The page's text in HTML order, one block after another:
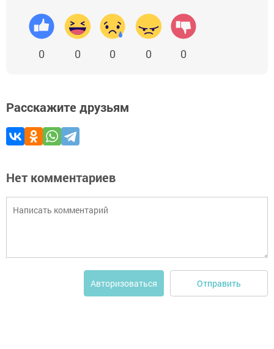
0 0 0 0 0
Расскажите друзьям
Нет комментариев
Авторизоваться Отправить